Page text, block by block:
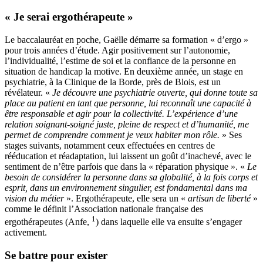
« Je serai ergothérapeute »
Le baccalauréat en poche, Gaëlle démarre sa formation « d’ergo »
pour trois années d’étude. Agir positivement sur l’autonomie,
l’individualité, l’estime de soi et la confiance de la personne en
situation de handicap la motive. En deuxième année, un stage en
psychiatrie, à la Clinique de la Borde, près de Blois, est un
révélateur. « Je découvre une psychiatrie ouverte, qui donne toute sa
place au patient en tant que personne, lui reconnaît une capacité à
être responsable et agir pour la collectivité. L’expérience d’une
relation soignant-soigné juste, pleine de respect et d’humanité, me
permet de comprendre comment je veux habiter mon rôle. » Ses
stages suivants, notamment ceux effectuées en centres de
rééducation et réadaptation, lui laissent un goût d’inachevé, avec le
sentiment de n’être parfois que dans la « réparation physique ». « Le
besoin de considérer la personne dans sa globalité, à la fois corps et
esprit, dans un environnement singulier, est fondamental dans ma
vision du métier ». Ergothérapeute, elle sera un « artisan de liberté »
comme le définit l’Association nationale française des
ergothérapeutes (Anfe, 1 ) dans laquelle elle va ensuite s’engager
activement.
Se battre pour exister